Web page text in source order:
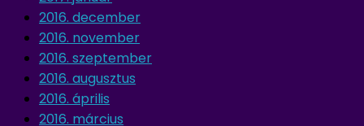
2016. december
2016. november
2016. szeptember
2016. augusztus
2016. április
2016. március